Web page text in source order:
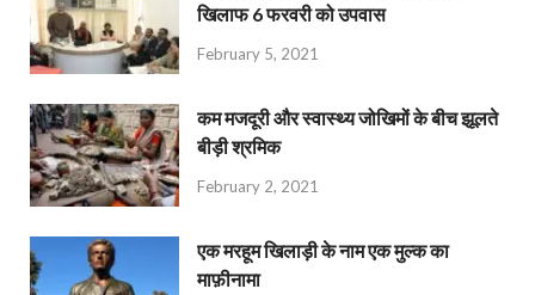
खिलाफ 6 फरवरी को उपवास
February 5, 2021
कम मजदूरी और स्वास्थ्य जोखिमों के बीच झूलते
बीड़ी श्रमिक
February 2, 2021
एक मरहूम खिलाड़ी के नाम एक मुल्क का
माफ़ीनामा